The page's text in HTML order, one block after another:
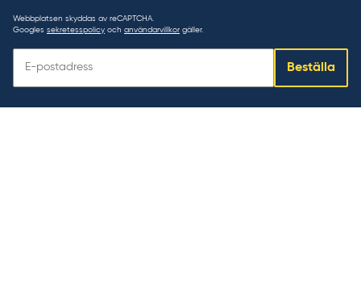
Webbplatsen skyddas av reCAPTCHA.
Googles sekretesspolicy och användarvillkor gäller.
Beställa